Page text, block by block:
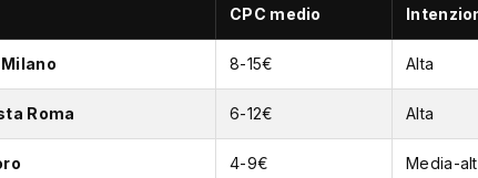
CPC medio
8-15€ Alta
Roma 6-12€ Alta
4-9€ Media-